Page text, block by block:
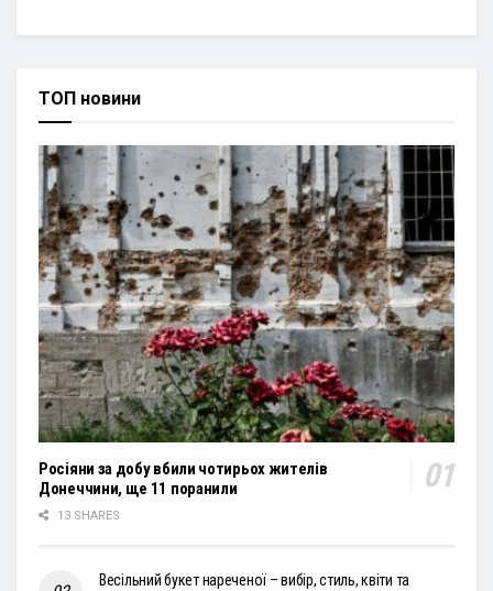
ТОП новини
Росіяни за добу вбили чотирьох жителів
Донеччини, ще 11 поранили
13 SHARES
Весільний букет нареченої – вибір, стиль, квіти та